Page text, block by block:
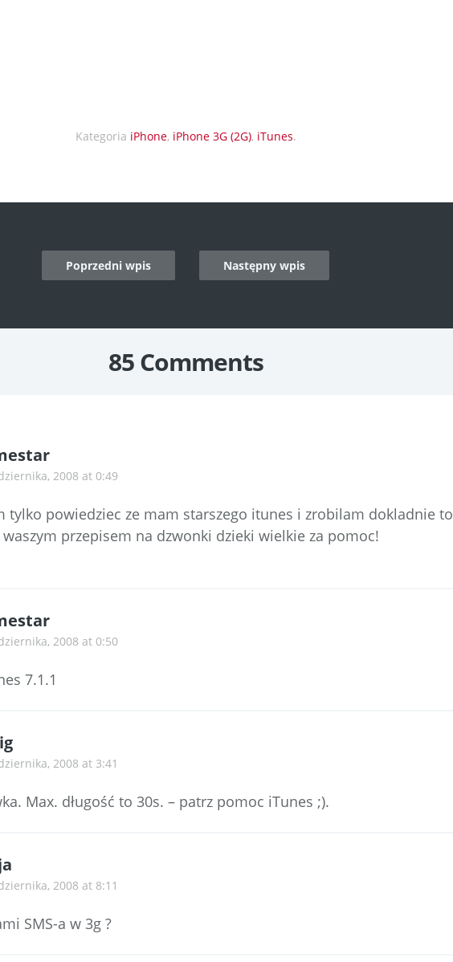
Kategoria iPhone, iPhone 3G (2G), iTunes.
Poprzedni wpis Następny wpis
85 Comments
2008 at 0:49
tylko powiedziec ze mam starszego itunes i zrobilam dokladnie to
przepisem na dzwonki dzieki wielkie za pomoc!
2008 at 0:50
7.1.1
2008 at 3:41
Max. długość to 30s. – patrz pomoc iTunes ;).
2008 at 8:11
SMS-a w 3g ?